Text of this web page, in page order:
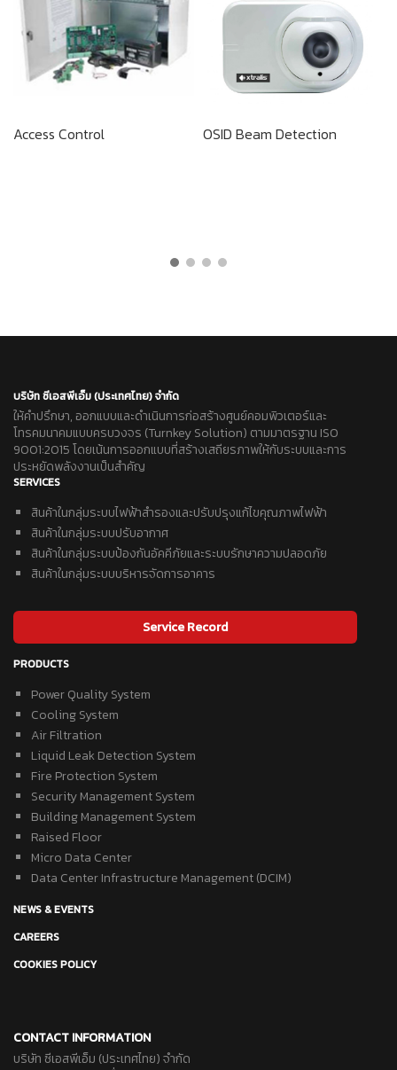
Access Control OSID Beam Detection
บริษัท ซีเอสพีเอ็ม (ประเทศไทย) จำกัด
ให้คำปรึกษา, ออกแบบและดำเนินการก่อสร้างศูนย์คอมพิวเตอร์และ
โทรคมนาคมแบบครบวงจร (Turnkey Solution) ตามมาตรฐาน ISO
9001:2015 โดยเน้นการออกแบบที่สร้างเสถียรภาพให้กับระบบและการ
ประหยัดพลังงานเป็นสำคัญ
SERVICES
สินค้าในกลุ่มระบบไฟฟ้าสำรองและปรับปรุงแก้ไขคุณภาพไฟฟ้า
สินค้าในกลุ่มระบบปรับอากาศ
สินค้าในกลุ่มระบบป้องกันอัคคีภัยและระบบรักษาความปลอดภัย
สินค้าในกลุ่มระบบบริหารจัดการอาคาร
Service Record
PRODUCTS
Power Quality System
Cooling System
Air Filtration
Liquid Leak Detection System
Fire Protection System
Security Management System
Building Management System
Raised Floor
Micro Data Center
Data Center Infrastructure Management (DCIM)
NEWS & EVENTS
CAREERS
COOKIES POLICY
CONTACT INFORMATION
บริษัท ซีเอสพีเอ็ม (ประเทศไทย) จำกัด